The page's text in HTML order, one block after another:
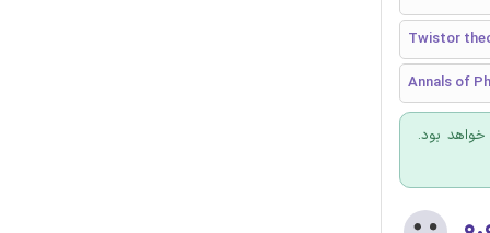
Twistor
Annals of
خواهد بود.